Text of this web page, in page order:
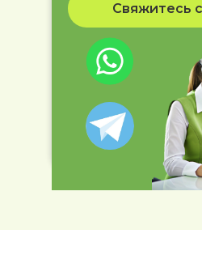
Свяжитесь